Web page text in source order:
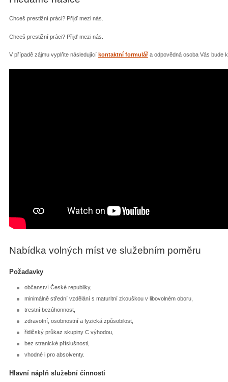
Chceš prestižní práci? Přijď mezi nás.
Chceš prestižní práci? Přijď mezi nás.
V případě zájmu vyplňte následující kontaktní formulářa odpovědná osoba Vás bude
Nabídka volných míst ve služebním poměru
Požadavky
občanství České republiky,
minimálně střední vzdělání s maturitní zkouškou v libovolném oboru,
trestní bezúhonnost,
zdravotní, osobnostní a fyzická způsobilost,
řidičský průkaz skupiny C výhodou,
bez stranické příslušnosti,
vhodné i pro absolventy.
Hlavní náplň služební činnosti